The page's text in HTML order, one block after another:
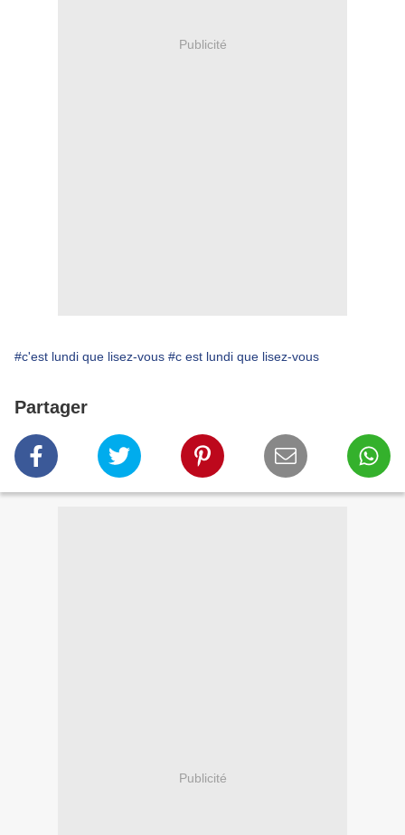
Publicité
#c'est lundi que lisez-vous #c est lundi que lisez-vous
Partager
Publicité